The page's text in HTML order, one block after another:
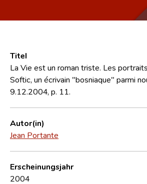
Forschungsgruppe
Kontakt
Titel
La Vie est un roman triste. Les
Softic, un écrivain "bosniaque" parmi
9.12.2004, p. 11.
Autor(in)
Jean Portante
Erscheinungsjahr
2004